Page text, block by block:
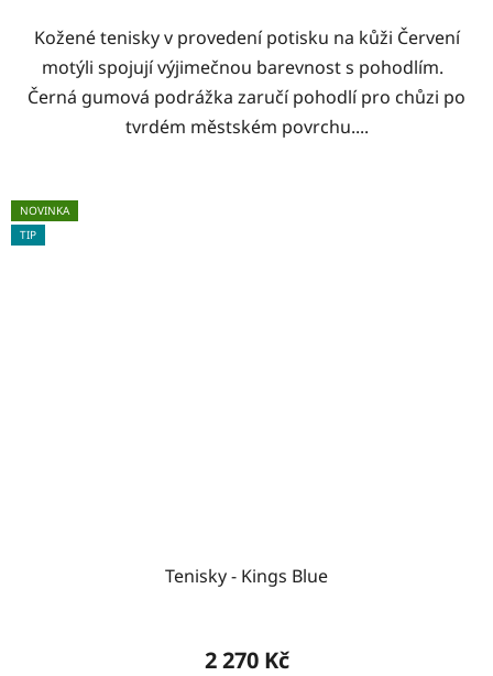
Kožené tenisky v provedení potisku na kůži Červení
motýli spojují výjimečnou barevnost s pohodlím.
Černá gumová podrážka zaručí pohodlí pro chůzi po
tvrdém městském povrchu....
NOVINKA
TIP
Tenisky - Kings Blue
2 270 Kč